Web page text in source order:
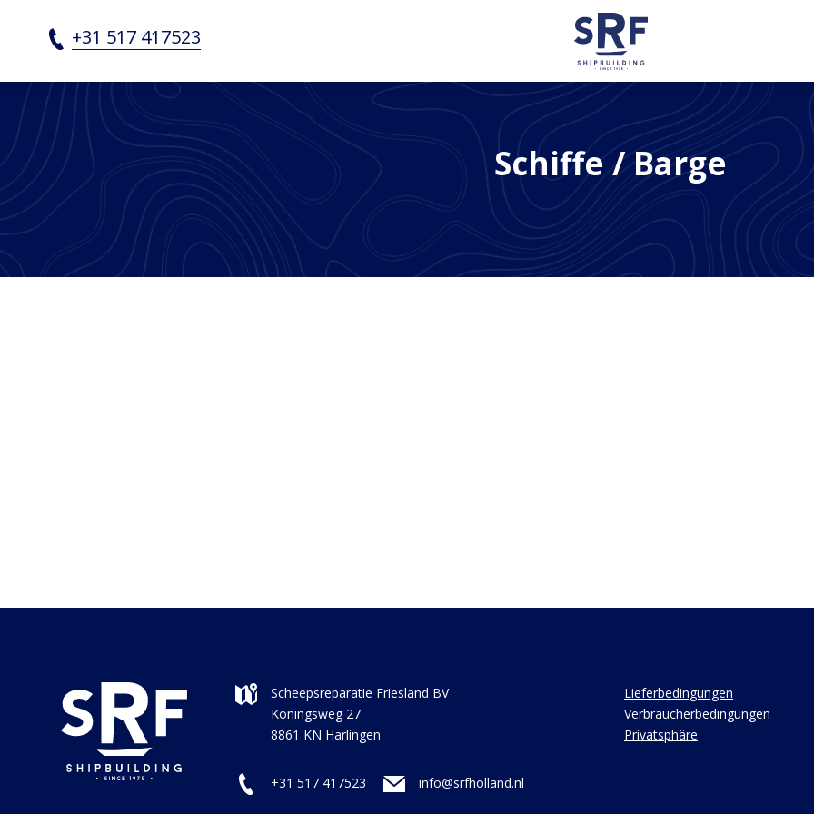
Barge Archieven - SRF Shipbuilding
+31 517 417523
Schiffe/ Barge
Scheepsreparatie Friesland BV
Koningsweg 27
8861 KN Harlingen
+31 517 417523 info@srfholland.nl
Lieferbedingungen
Verbraucherbedingungen
Privatsphäre